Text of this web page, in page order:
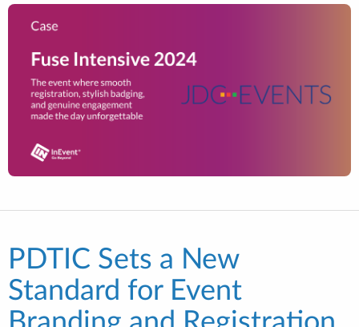
PDTIC Sets a New
Standard for Event